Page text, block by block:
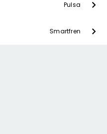
Pulsa
Smartfren